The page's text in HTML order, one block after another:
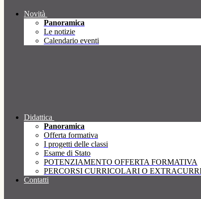
Novità
Panoramica
Le notizie
Calendario eventi
Didattica
Panoramica
Offerta formativa
I progetti delle classi
Esame di Stato
POTENZIAMENTO OFFERTA FORMATIVA
PERCORSI CURRICOLARI O
Contatti